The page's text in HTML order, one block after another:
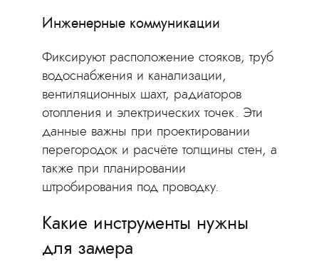
Инженерные коммуникации
Фиксируют расположение стояков, труб
водоснабжения и канализации,
вентиляционных шахт, радиаторов
отопления и электрических точек. Эти
данные важны при проектировании
перегородок и расчёте толщины стен, а
также при планировании
штробирования под проводку.
Какие инструменты нужны
для замера